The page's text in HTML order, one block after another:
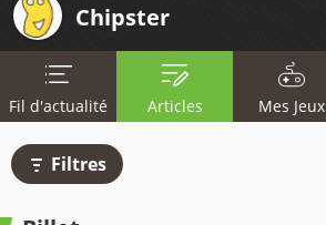
Chipster
Fil d'actualité Articles Mes Jeux
Filtres